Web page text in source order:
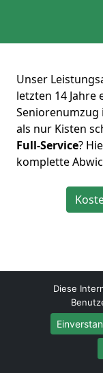
Unser
letzten 14
Seniorenumzug
als nur Kisten
Full-Service?
komplette
Bauer Umzüge
Bastian Lorenz
Ibacher Str. 32
Diese